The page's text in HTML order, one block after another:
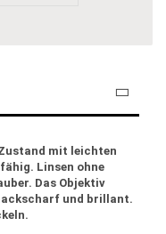
mit leichten
Linsen ohne
Das Objektiv
und brillant.